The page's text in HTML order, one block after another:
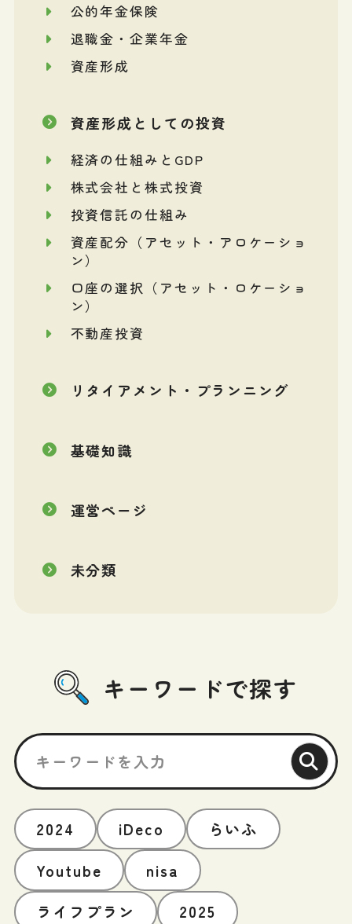
公的年金保険
退職金・企業年金
資産形成
資産形成としての投資
経済の仕組みとGDP
株式会社と株式投資
投資信託の仕組み
資産配分（アセット・アロケーショ
ン）
口座の選択（アセット・ロケーショ
ン）
不動産投資
リタイアメント・プランニング
基礎知識
運営ページ
未分類
キーワードで探す
2024 iDeco
らいふ
Youtube
nisa
ライフプラン
2025